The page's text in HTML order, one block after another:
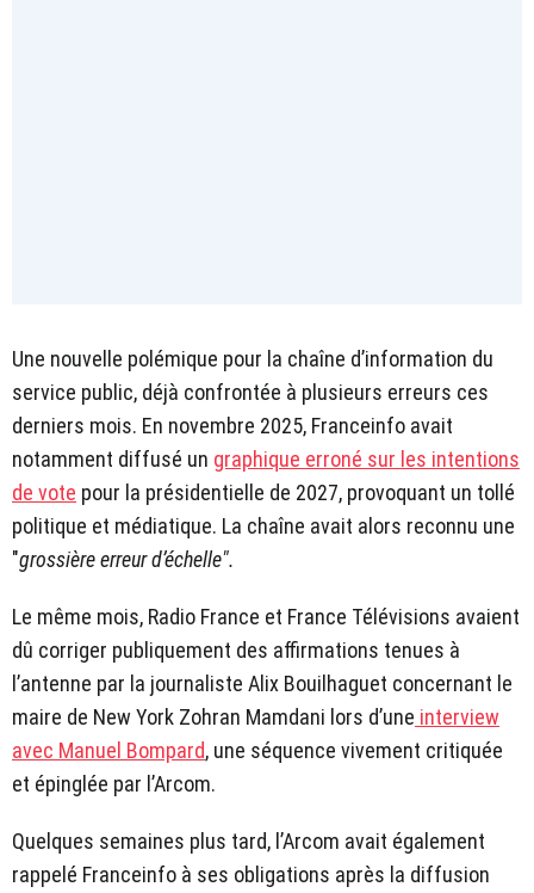
Une nouvelle polémique pour la chaîne d’information du
service public, déjà confrontée à plusieurs erreurs ces
derniers mois. En novembre 2025, Franceinfo avait
notamment diffusé un graphique erroné sur les intentions
de vote pour la présidentielle de 2027, provoquant un tollé
politique et médiatique. La chaîne avait alors reconnu une
"grossière erreur d’échelle".
Le même mois, Radio France et France Télévisions avaient
dû corriger publiquement des affirmations tenues à
l’antenne par la journaliste Alix Bouilhaguet concernant le
maire de New York Zohran Mamdani lors d’une interview
avec Manuel Bompard, une séquence vivement critiquée
et épinglée par l’Arcom.
Quelques semaines plus tard, l’Arcom avait également
rappelé Franceinfo à ses obligations après la diffusion